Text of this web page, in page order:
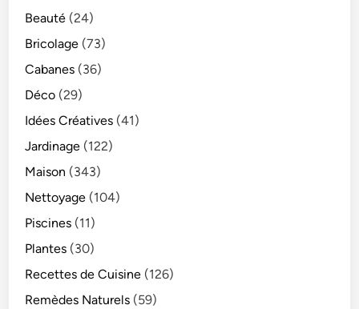
Beauté (24)
Bricolage (73)
Cabanes (36)
Déco (29)
Idées Créatives (41)
Jardinage (122)
Maison (343)
Nettoyage (104)
Piscines (11)
Plantes (30)
Recettes de Cuisine (126)
Remèdes Naturels (59)